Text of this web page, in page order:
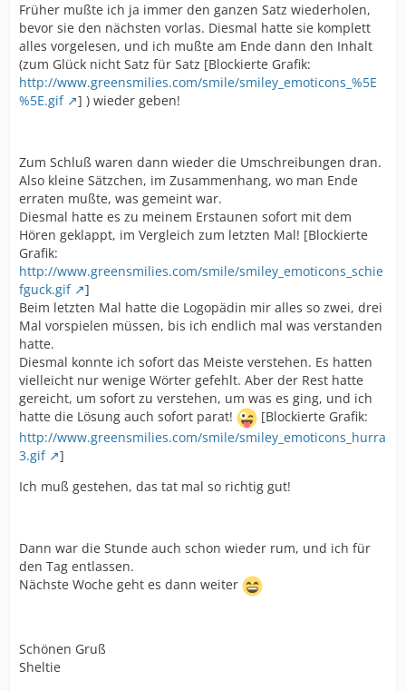
Früher mußte ich ja immer den ganzen Satz wiederholen,
bevor sie den nächsten vorlas. Diesmal hatte sie komplett
alles vorgelesen, und ich mußte am Ende dann den Inhalt
(zum Glück nicht Satz für Satz [Blockierte Grafik:
http://www.greensmilies.com/smile/smiley_emoticons_%5E
%5E.gif
] ) wieder geben!
Zum Schluß waren dann wieder die Umschreibungen dran.
Also kleine Sätzchen, im Zusammenhang, wo man Ende
erraten mußte, was gemeint war.
Diesmal hatte es zu meinem Erstaunen sofort mit dem
Hören geklappt, im Vergleich zum letzten Mal! [Blockierte
Grafik:
http://www.greensmilies.com/smile/smiley_emoticons_schie
fguck.gif
]
Beim letzten Mal hatte die Logopädin mir alles so zwei, drei
Mal vorspielen müssen, bis ich endlich mal was verstanden
hatte.
Diesmal konnte ich sofort das Meiste verstehen. Es hatten
vielleicht nur wenige Wörter gefehlt. Aber der Rest hatte
gereicht, um sofort zu verstehen, um was es ging, und ich
hatte die Lösung auch sofort parat!
[Blockierte Grafik:
http://www.greensmilies.com/smile/smiley_emoticons_hurra
3.gif
]
Ich muß gestehen, das tat mal so richtig gut!
Dann war die Stunde auch schon wieder rum, und ich für
den Tag entlassen.
Nächste Woche geht es dann weiter
Schönen Gruß
Sheltie